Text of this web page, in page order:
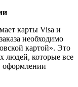
карты Visa и
необходимо
картой». Это
людей, которые все
оформлении